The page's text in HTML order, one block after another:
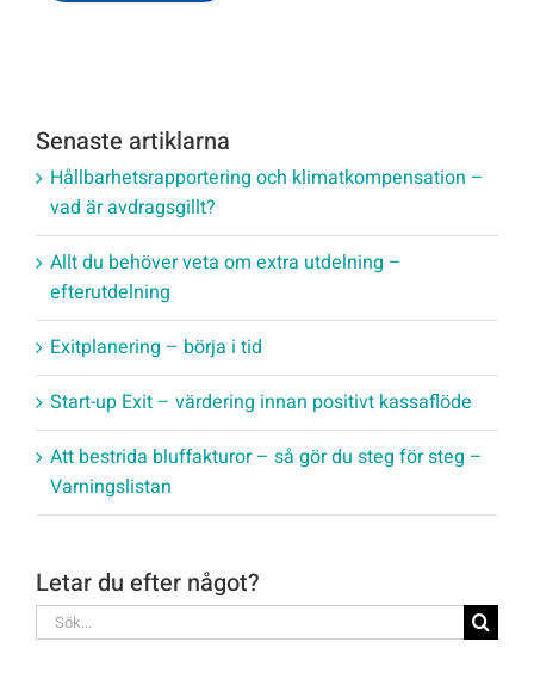
Senaste artiklarna
Hållbarhetsrapportering och klimatkompensation –
vad är avdragsgillt?
Allt du behöver veta om extra utdelning –
efterutdelning
Exitplanering – börja i tid
Start-up Exit – värdering innan positivt kassaflöde
Att bestrida bluffakturor – så gör du steg för steg –
Varningslistan
Letar du efter något?
Sök
efter: